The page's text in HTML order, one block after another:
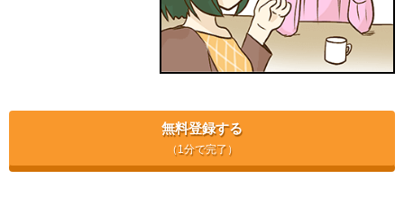
無料登録する
（1分で完了）